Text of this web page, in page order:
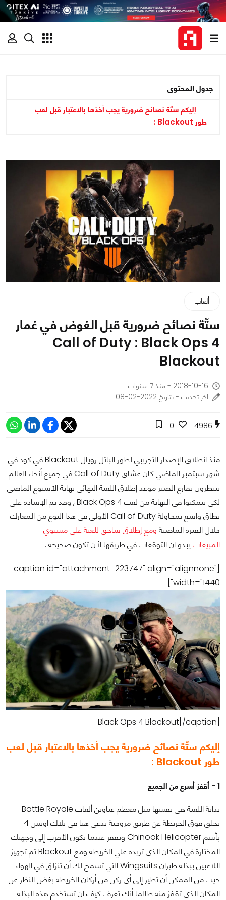
جدول المحتوى
إليكم ستّة نصائح ضرورية يجب أخذها بالاعتبار قبل لعب
طور Blackout :
ألعاب
ستّة نصائح ضرورية قبل الغوض في غمار
Call of Duty : Black Ops 4
Blackout
2018-10-16 - منذ 7 سنوات
اخر تحديث - بتاريخ 2022-02-08
4986
0
منذ انطلاق الإصدار التجريبي لطور الباتل رويال Blackout في كود في
شهر سبتمبر الماضي كان عشاق Call of Duty في جميع أنحاء العالم
ينتظرون بفارغ الصبر موعد إطلاق اللعبة النهائي نهاية الأسبوع الماضي
لكي يتمكنوا في النهاية من لعب Black Ops 4 , وقد تم الإشادة على
نطاق واسع بمحاولة Call of Duty الأولى في هذا النوع من المعارك
خلال الفترة الماضية ومع إطلاق ساحق للعبة علي مستوي
المبيعات يبدو ان التوقعات في طريقها لأن تكون صحيحة .
[caption id="attachment_223747" align="alignnone"
width="1440"]
Black Ops 4 Blackout[/caption]
إليكم ستّة نصائح ضرورية يجب أخذها بالاعتبار قبل لعب
طور Blackout :
1 - أقفز أسرع من الجميع
بداية اللعبة هي نفسها مثل معظم عناوين ألعاب Battle Royale
تحلق فوق الخريطة عن طريق مروحية تدعي هنا في بلاك اوبس 4
بأسم Chinook Helicopter وتقفز عندما تكون الأقرب إلى وجهتك
المختارة في المكان الذي تريده علي الخريطة ومع Blackout تم تجهيز
اللاعبين ببذلة طيران Wingsuits التي تسمح لك أن تنزلق في الهواء
حيث من الممكن أن تطير إلى أي ركن من أركان الخريطة بغض النظر عن
المكان الذي تقفز منه طالما أنك تعرف كيف ان تستخدم هذه البذلة